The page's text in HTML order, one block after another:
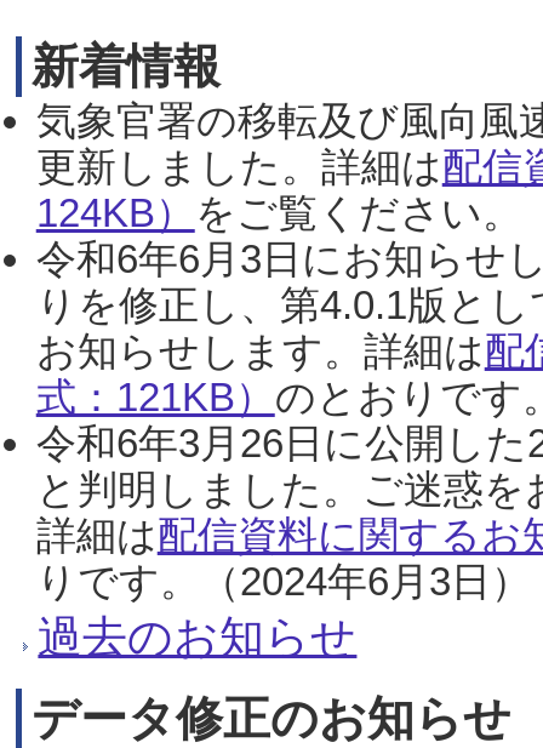
新着情報
気象官署の移転及び風向風
更新しました。詳細は配信
124KB） をご覧ください。
令和6年6月3日にお知らせ
りを修正し、第4.0.1版と
お知らせします。詳細は配
式：121KB） のとおりです
令和6年3月26日に公開し
と判明しました。ご迷惑
詳細は配信資料に関するお
りです。（2024年6月3日）
過去のお知らせ
データ修正のお知らせ